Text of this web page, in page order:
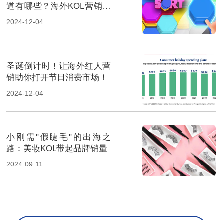
道有哪些？海外KOL营销榜
上有名
2024-12-04
圣诞倒计时！让海外红人营
销助你打开节日消费市场！
2024-12-04
小刚需"假睫毛"的出海之
路：美妆KOL带起品牌销量
2024-09-11